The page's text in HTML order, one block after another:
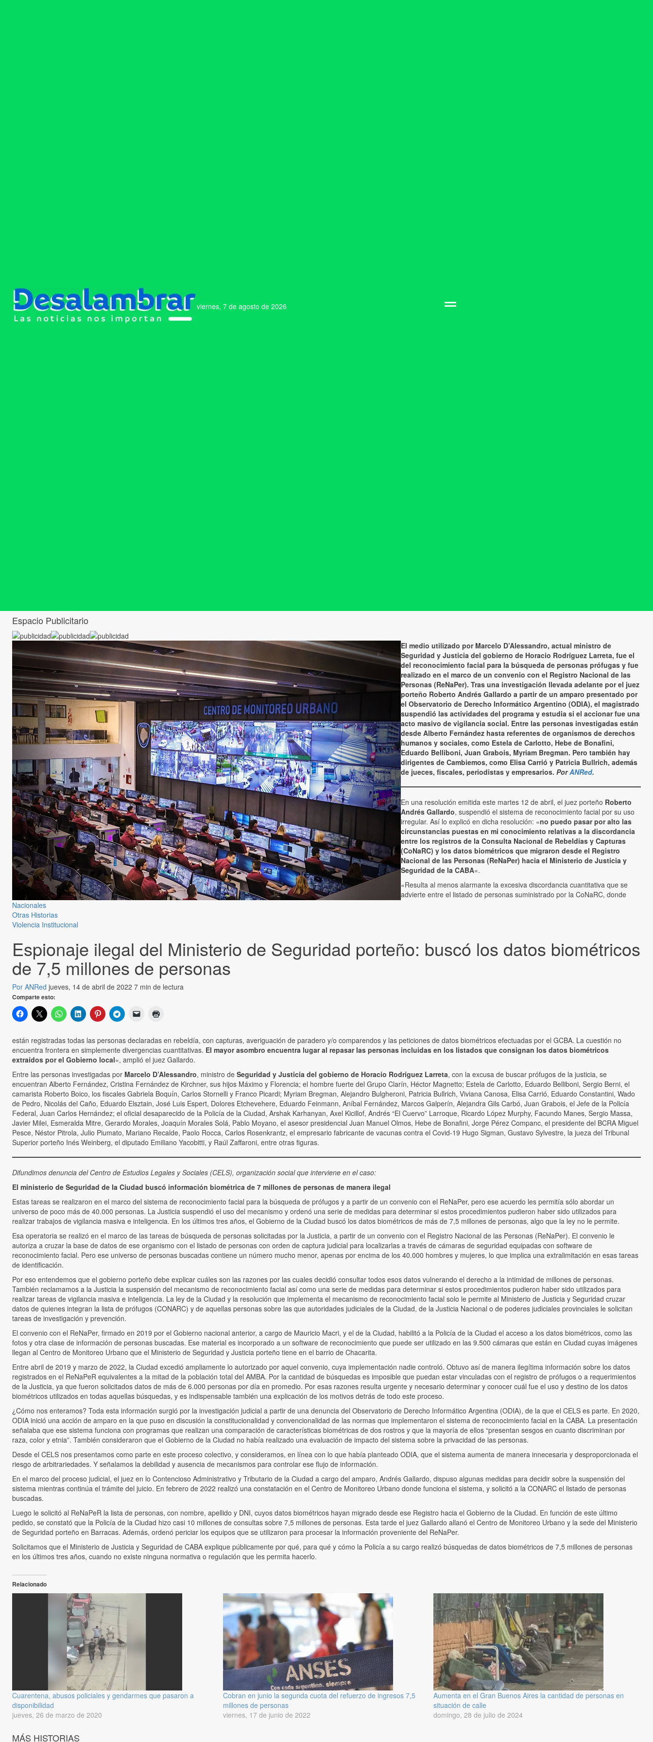
viernes, 7 de agosto de 2026
Espacio Publicitario
Nacionales
Otras Historias
Violencia Institucional
Espionaje ilegal del Ministerio de Seguridad porteño: buscó los datos biométricos
de 7,5 millones de personas
Por ANRed jueves, 14 de abril de 2022 7 min de lectura
Comparte esto:
El medio utilizado por Marcelo D’Alessandro, actual ministro de
Seguridad y Justicia del gobierno de Horacio Rodríguez Larreta, fue el
del reconocimiento facial para la búsqueda de personas prófugas y fue
realizado en el marco de un convenio con el Registro Nacional de las
Personas (ReNaPer). Tras una investigación llevada adelante por el juez
porteño Roberto Andrés Gallardo a partir de un amparo presentado por
el Observatorio de Derecho Informático Argentino (ODIA), el magistrado
suspendió las actividades del programa y estudia si el accionar fue una
acto masivo de vigilancia social. Entre las personas investigadas están
desde Alberto Fernández hasta referentes de organismos de derechos
humanos y sociales, como Estela de Carlotto, Hebe de Bonafini,
Eduardo Belliboni, Juan Grabois, Myriam Bregman. Pero también hay
dirigentes de Cambiemos, como Elisa Carrió y Patricia Bullrich, además
de jueces, fiscales, periodistas y empresarios. PorANRed.
En una resolución emitida este martes 12 de abril, el juez porteño Roberto
Andrés Gallardo, suspendió el sistema de reconocimiento facial por su uso
irregular. Así lo explicó en dicha resolución: «no puedo pasar por alto las
circunstancias puestas en mi conocimiento relativas a la discordancia
entre los registros de la Consulta Nacional de Rebeldías y Capturas
(CoNaRC) y los datos biométricos que migraron desde el Registro
Nacional de las Personas (ReNaPer) hacia el Ministerio de Justicia y
Seguridad de la CABA«.
«Resulta al menos alarmante la excesiva discordancia cuantitativa que se
advierte entre el listado de personas suministrado por la CoNaRC, donde
están registradas todas las personas declaradas en rebeldía, con capturas, averiguación de paradero y/o comparendos y las peticiones de datos biométricos efectuadas por el GCBA. La cuestión no
encuentra frontera en simplemente divergencias cuantitativas. El mayor asombro encuentra lugar al repasar las personas incluidas en los listados que consignan los datos biométricos
extraídos por el Gobierno local«, amplió el juez Gallardo.
Entre las personas investigadas por Marcelo D’Alessandro, ministro de Seguridad y Justicia del gobierno de Horacio Rodríguez Larreta, con la excusa de buscar prófugos de la justicia, se
encuentran Alberto Fernández, Cristina Fernández de Kirchner, sus hijos Máximo y Florencia; el hombre fuerte del Grupo Clarín, Héctor Magnetto; Estela de Carlotto, Eduardo Belliboni, Sergio Berni, el
camarista Roberto Boico, los fiscales Gabriela Boquín, Carlos Stornelli y Franco Picardi; Myriam Bregman, Alejandro Bulgheroni, Patricia Bullrich, Viviana Canosa, Elisa Carrió, Eduardo Constantini, Wado
de Pedro, Nicolás del Caño, Eduardo Elsztain, José Luis Espert, Dolores Etchevehere, Eduardo Feinmann, Aníbal Fernández, Marcos Galperín, Alejandra Gils Carbó, Juan Grabois, el Jefe de la Policía
Federal, Juan Carlos Hernández; el oficial desaparecido de la Policía de la Ciudad, Arshak Karhanyan, Axel Kicillof, Andrés “El Cuervo” Larroque, Ricardo López Murphy, Facundo Manes, Sergio Massa,
Javier Milei, Esmeralda Mitre, Gerardo Morales, Joaquín Morales Solá, Pablo Moyano, el asesor presidencial Juan Manuel Olmos, Hebe de Bonafini, Jorge Pérez Companc, el presidente del BCRA Miguel
Pesce, Néstor Pitrola, Julio Piumato, Mariano Recalde, Paolo Rocca, Carlos Rosenkrantz, el empresario fabricante de vacunas contra el Covid-19 Hugo Sigman, Gustavo Sylvestre, la jueza del Tribunal
Superior porteño Inés Weinberg, el diputado Emiliano Yacobitti, y Raúl Zaffaroni, entre otras figuras.
Difundimos denuncia del Centro de Estudios Legales y Sociales (CELS), organización social que interviene en el caso:
El ministerio de Seguridad de la Ciudad buscó información biométrica de 7 millones de personas de manera ilegal
Estas tareas se realizaron en el marco del sistema de reconocimiento facial para la búsqueda de prófugos y a partir de un convenio con el ReNaPer, pero ese acuerdo les permitía sólo abordar un
universo de poco más de 40.000 personas. La Justicia suspendió el uso del mecanismo y ordenó una serie de medidas para determinar si estos procedimientos pudieron haber sido utilizados para
realizar trabajos de vigilancia masiva e inteligencia. En los últimos tres años, el Gobierno de la Ciudad buscó los datos biométricos de más de 7,5 millones de personas, algo que la ley no le permite.
Esa operatoria se realizó en el marco de las tareas de búsqueda de personas solicitadas por la Justicia, a partir de un convenio con el Registro Nacional de las Personas (ReNaPer). El convenio le
autoriza a cruzar la base de datos de ese organismo con el listado de personas con orden de captura judicial para localizarlas a través de cámaras de seguridad equipadas con software de
reconocimiento facial. Pero ese universo de personas buscadas contiene un número mucho menor, apenas por encima de los 40.000 hombres y mujeres, lo que implica una extralimitación en esas tareas
de identificación.
Por eso entendemos que el gobierno porteño debe explicar cuáles son las razones por las cuales decidió consultar todos esos datos vulnerando el derecho a la intimidad de millones de personas.
También reclamamos a la Justicia la suspensión del mecanismo de reconocimiento facial así como una serie de medidas para determinar si estos procedimientos pudieron haber sido utilizados para
realizar tareas de vigilancia masiva e inteligencia. La ley de la Ciudad y la resolución que implementa el mecanismo de reconocimiento facial solo le permite al Ministerio de Justicia y Seguridad cruzar
datos de quienes integran la lista de prófugos (CONARC) y de aquellas personas sobre las que autoridades judiciales de la Ciudad, de la Justicia Nacional o de poderes judiciales provinciales le solicitan
tareas de investigación y prevención.
El convenio con el ReNaPer, firmado en 2019 por el Gobierno nacional anterior, a cargo de Mauricio Macri, y el de la Ciudad, habilitó a la Policía de la Ciudad el acceso a los datos biométricos, como las
fotos y otra clase de información de personas buscadas. Ese material es incorporado a un software de reconocimiento que puede ser utilizado en las 9.500 cámaras que están en Ciudad cuyas imágenes
llegan al Centro de Monitoreo Urbano que el Ministerio de Seguridad y Justicia porteño tiene en el barrio de Chacarita.
Entre abril de 2019 y marzo de 2022, la Ciudad excedió ampliamente lo autorizado por aquel convenio, cuya implementación nadie controló. Obtuvo así de manera ilegítima información sobre los datos
registrados en el ReNaPeR equivalentes a la mitad de la población total del AMBA. Por la cantidad de búsquedas es imposible que puedan estar vinculadas con el registro de prófugos o a requerimientos
de la Justicia, ya que fueron solicitados datos de más de 6.000 personas por día en promedio. Por esas razones resulta urgente y necesario determinar y conocer cuál fue el uso y destino de los datos
biométricos utilizados en todas aquellas búsquedas, y es indispensable también una explicación de los motivos detrás de todo este proceso.
¿Cómo nos enteramos? Toda esta información surgió por la investigación judicial a partir de una denuncia del Observatorio de Derecho Informático Argentina (ODIA), de la que el CELS es parte. En 2020,
ODIA inició una acción de amparo en la que puso en discusión la constitucionalidad y convencionalidad de las normas que implementaron el sistema de reconocimiento facial en la CABA. La presentación
señalaba que ese sistema funciona con programas que realizan una comparación de características biométricas de dos rostros y que la mayoría de ellos “presentan sesgos en cuanto discriminan por
raza, color y etnia”. También consideraron que el Gobierno de la Ciudad no había realizado una evaluación de impacto del sistema sobre la privacidad de las personas.
Desde el CELS nos presentamos como parte en este proceso colectivo, y consideramos, en línea con lo que había planteado ODIA, que el sistema aumenta de manera innecesaria y desproporcionada el
riesgo de arbitrariedades. Y señalamos la debilidad y ausencia de mecanismos para controlar ese flujo de información.
En el marco del proceso judicial, el juez en lo Contencioso Administrativo y Tributario de la Ciudad a cargo del amparo, Andrés Gallardo, dispuso algunas medidas para decidir sobre la suspensión del
sistema mientras continúa el trámite del juicio. En febrero de 2022 realizó una constatación en el Centro de Monitoreo Urbano donde funciona el sistema, y solicitó a la CONARC el listado de personas
buscadas.
Luego le solicitó al ReNaPeR la lista de personas, con nombre, apellido y DNI, cuyos datos biométricos hayan migrado desde ese Registro hacia el Gobierno de la Ciudad. En función de este último
pedido, se constató que la Policía de la Ciudad hizo casi 10 millones de consultas sobre 7,5 millones de personas. Esta tarde el juez Gallardo allanó el Centro de Monitoreo Urbano y la sede del Ministerio
de Seguridad porteño en Barracas. Además, ordenó periciar los equipos que se utilizaron para procesar la información proveniente del ReNaPer.
Solicitamos que el Ministerio de Justicia y Seguridad de CABA explique públicamente por qué, para qué y cómo la Policía a su cargo realizó búsquedas de datos biométricos de 7,5 millones de personas
en los últimos tres años, cuando no existe ninguna normativa o regulación que les permita hacerlo.
Relacionado
Cuarentena, abusos policiales y gendarmes que pasaron a
disponibilidad
jueves, 26 de marzo de 2020
Cobran en junio la segunda cuota del refuerzo de ingresos 7,5
millones de personas
viernes, 17 de junio de 2022
Aumenta en el Gran Buenos Aires la cantidad de personas en
situación de calle
domingo, 28 de julio de 2024
MÁS HISTORIAS